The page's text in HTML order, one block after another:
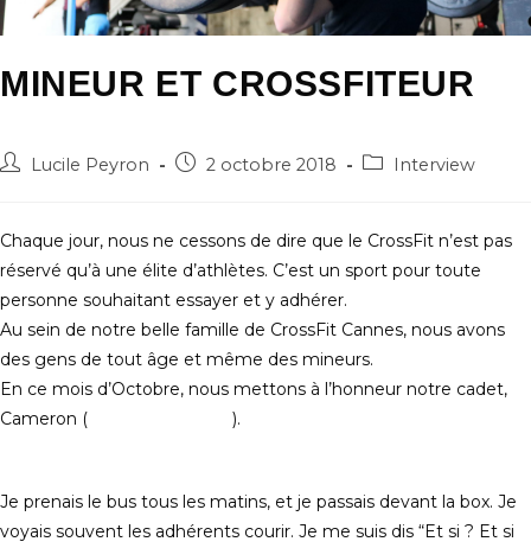
MINEUR ET CROSSFITEUR
Auteur/autrice
publication :
Lucile Peyron
Post2 octobre 2018
PostInterview
Chaque jour, nous ne cessons de dire que le CrossFit n’est pas
réservé qu’à une élite d’athlètes. C’est un sport pour toute
personne souhaitant essayer et y adhérer.
Au sein de notre belle famille de CrossFit Cannes, nous avons
des gens de tout âge et même des mineurs.
En ce mois d’Octobre, nous mettons à l’honneur notre cadet,
Cameron (
).
Je prenais le bus tous les matins, et je passais devant la box. Je
voyais souvent les adhérents courir. Je me suis dis “Et si ? Et si